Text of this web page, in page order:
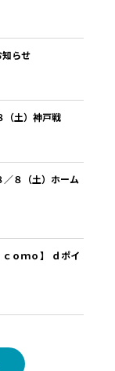
らせ
（土）神戸戦
／８（土）ホーム
ｏｍｏ】 ｄポイ